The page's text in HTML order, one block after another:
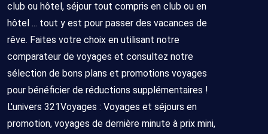
club ou hôtel, séjour tout compris en club ou en
hôtel ... tout y est pour passer des vacances de
rêve. Faites votre choix en utilisant notre
comparateur de voyages et consultez notre
sélection de bons plans et promotions voyages
pour bénéficier de réductions supplémentaires !
L'univers 321Voyages : Voyages et séjours en
promotion, voyages de dernière minute à prix mini,